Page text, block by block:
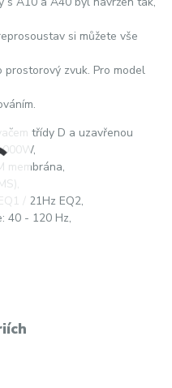
si můžete vše
zvuk. Pro model
třídy D a uzavřenou
membrána,
/ 21Hz EQ2,
40 - 120 Hz,